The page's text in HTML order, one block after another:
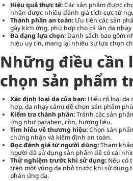
Hiệu quả thực tế:Các sản phẩm được
nhận được nhiều đánh giá tích cực từ
Thành phần an toàn: Ưu tiên các sản
gây kích ứng, phù hợp cho cả làn da nhạy
Đa dạng lựa chọn: Danh sách bao gồm
hiệu uy tín, mang lại nhiều sự lựa chọn
Những điều cần
chọn sản phẩm
Xác định loại da của bạn: Hiểu rõ loại da
hợp, da nhạy cảm) để chọn sản phẩm
Kiểm tra thành phần:Tránh các sản
ứng như paraben, cồn, hương liệu.
Tìm hiểu về thương hiệu:Chọn sản
chứng nhận và kiểm định an toàn.
Đọc đánh giá từ người dùng:Tham
người đã sử dụng sản phẩm để có cái
Thử nghiệm trước khi sử dụng: Nếu có
trên một vùng da nhỏ trước khi sử dụng
phản ứng da.